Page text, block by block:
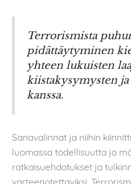
Terrorismista
pidättäytyminen
yhteen lukuisten
kiistakysymysten
kanssa.
Sanavalinnat ja niihin
luomassa todellisuutta ja
ratkaisuehdotukset ja
varteenotettaviksi.